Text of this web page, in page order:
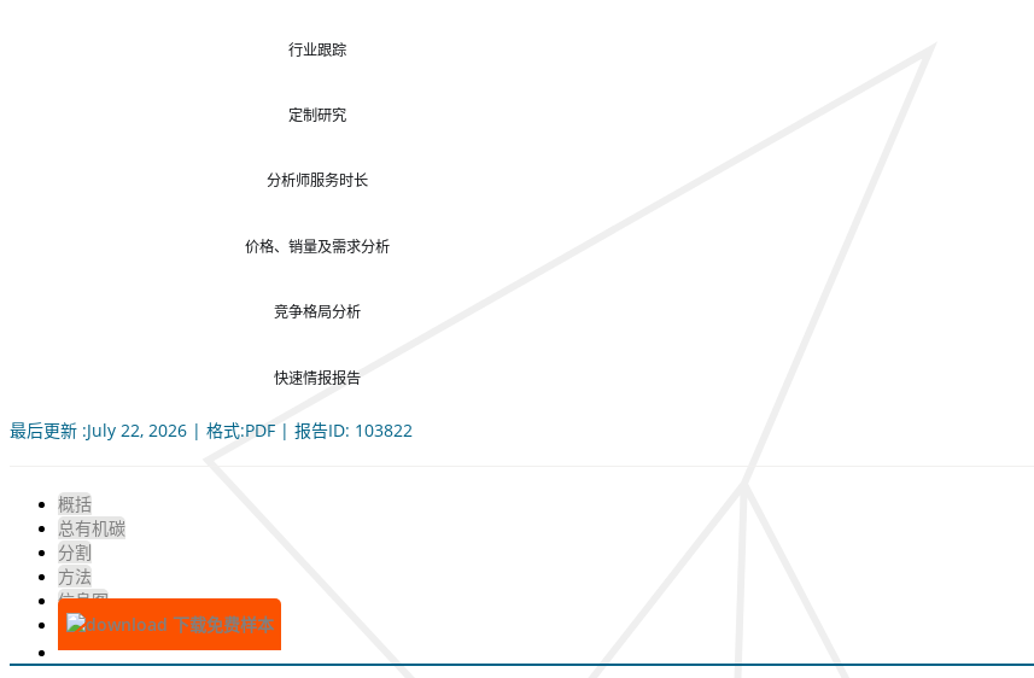
行业跟踪
定制研究
分析师服务时长
价格、销量及需求分析
竞争格局分析
快速情报报告
最后更新 :July 22, 2026 | 格式:PDF | 报告ID: 103822
概括
总有机碳
分割
方法
信息图
下载免费样本